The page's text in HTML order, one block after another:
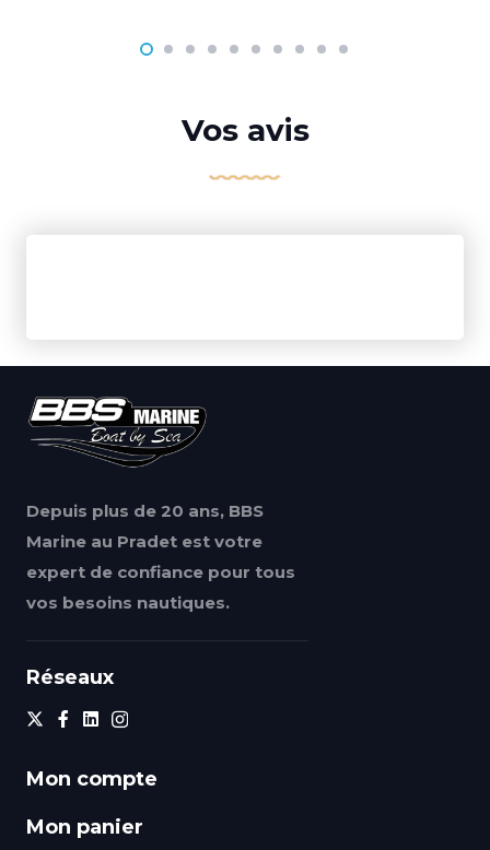
Vos avis
Depuis plus de 20 ans, BBS
Marine au Pradet est votre
expert de confiance pour tous
vos besoins nautiques.
Réseaux
Mon compte
Mon panier